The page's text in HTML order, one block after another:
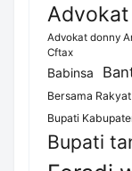
Advokat donny
Cftax
Babinsa
Bersama
Bupati
Bupati